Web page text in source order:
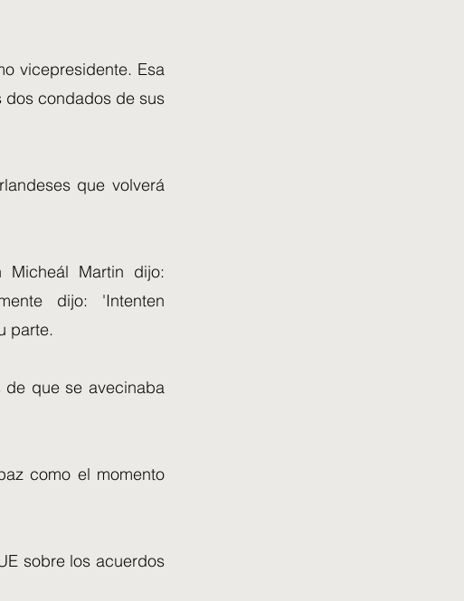
vicepresidente. Esa
dos condados de sus
que volverá
Martin dijo:
dijo: 'Intenten
parte.
de que se avecinaba
como el momento
sobre los acuerdos